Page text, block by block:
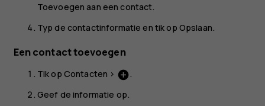
Toevoegen aan een contact.
Typ de contactinformatie en tik op Opslaan.
Een contact toevoegen
Tik op Contacten > add_circle.
Geef de informatie op.